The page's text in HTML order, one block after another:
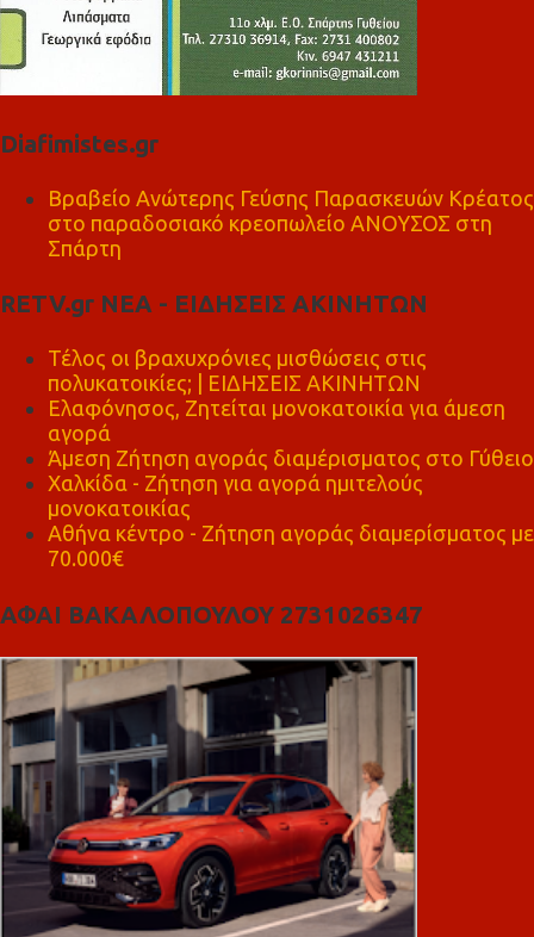
Diafimistes.gr
Βραβείο Ανώτερης Γεύσης Παρασκευών Κρέατος
στο παραδοσιακό κρεοπωλείο ΑΝΟΥΣΟΣ στη
Σπάρτη
RETV.gr ΝΕΑ - ΕΙΔΗΣΕΙΣ ΑΚΙΝΗΤΩΝ
Τέλος οι βραχυχρόνιες μισθώσεις στις
πολυκατοικίες; | ΕΙΔΗΣΕΙΣ ΑΚΙΝΗΤΩΝ
Ελαφόνησος, Ζητείται μονοκατοικία για άμεση
αγορά
Άμεση Ζήτηση αγοράς διαμέρισματος στο Γύθειο
Χαλκίδα - Ζήτηση για αγορά ημιτελούς
μονοκατοικίας
Αθήνα κέντρο - Ζήτηση αγοράς διαμερίσματος με
70.000€
ΑΦΑΙ ΒΑΚΑΛΟΠΟΥΛΟΥ 2731026347